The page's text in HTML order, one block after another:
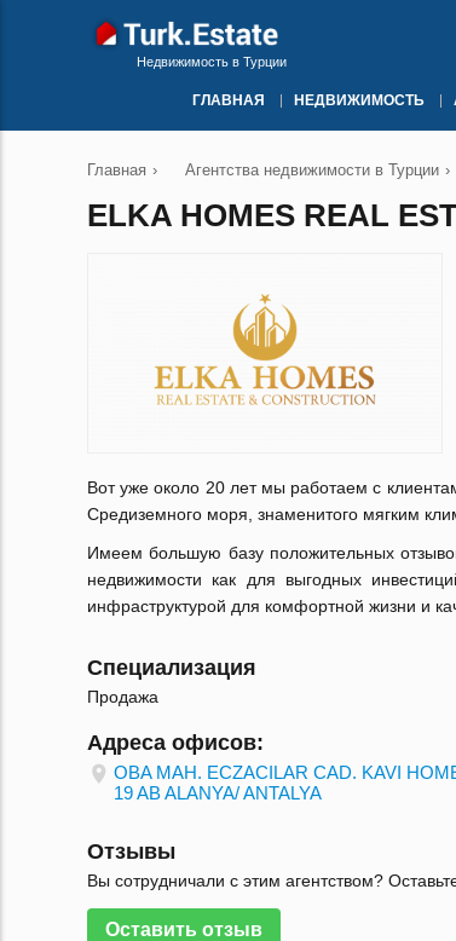
Недвижимость в Турции
ГЛАВНАЯ НЕДВИЖИМОСТЬ
Главная › Агентства недвижимости в Турции ›
ELKA HOMES REAL
Вот уже около 20 лет мы работаем с
Средиземного моря, знаменитого мягким
Имеем большую базу положительных
недвижимости как для выгодных
инфраструктурой для комфортной жизни и
Специализация
Продажа
Адреса офисов:
OBA MAH. ECZACILAR CAD. KAVI
19 AB ALANYA/ ANTALYA
Отзывы
Вы сотрудничали с этим агентством?
Оставить отзыв